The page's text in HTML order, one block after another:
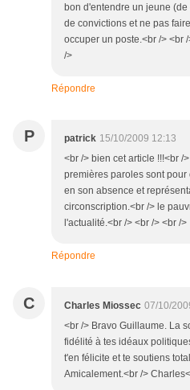
bon d'entendre un jeune
de convictions et ne pas
occuper un poste.<br /> <br
/>
Répondre
P patrick 15/10/2009 12:13
<br /> bien cet article !!!<br /
premières paroles sont
en son absence et
circonscription.<br /> le
l'actualité.<br /> <br /> <br />
Répondre
C Charles Miossec 07/10/
<br /> Bravo Guillaume. La
fidélité à tes idéaux
t'en félicite et te soutiens
Amicalement.<br />